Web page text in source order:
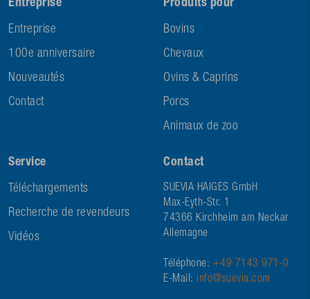
Entreprise
Entreprise
100e anniversaire
Nouveautés
Contact
Produits pour
Bovins
Chevaux
Ovins & Caprins
Porcs
Animaux de zoo
Service
Téléchargements
Recherche de revendeurs
Vidéos
Contact
SUEVIA HAIGES GmbH
Max-Eyth-Str. 1
74366 Kirchheim am Neckar
Allemagne
Téléphone: +49 7143 971-0
E-Mail: info@suevia.com